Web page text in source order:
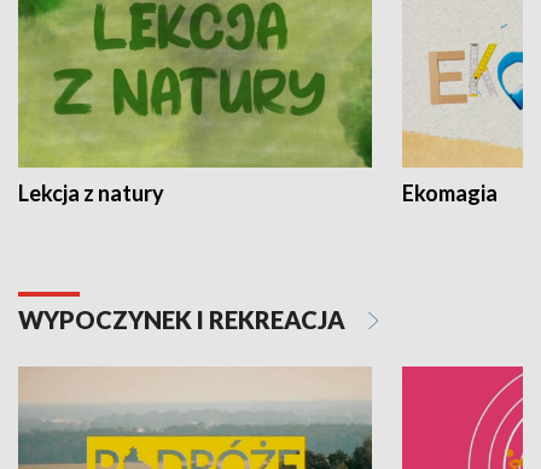
Lekcja z natury Ekomagia
WYPOCZYNEK I REKREACJA